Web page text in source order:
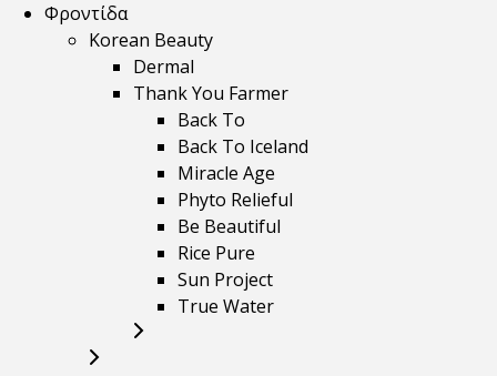
Φροντίδα
Korean Beauty
Dermal
Thank You Farmer
Back To
Back To Iceland
Miracle Age
Phyto Relieful
Be Beautiful
Rice Pure
Sun Project
True Water